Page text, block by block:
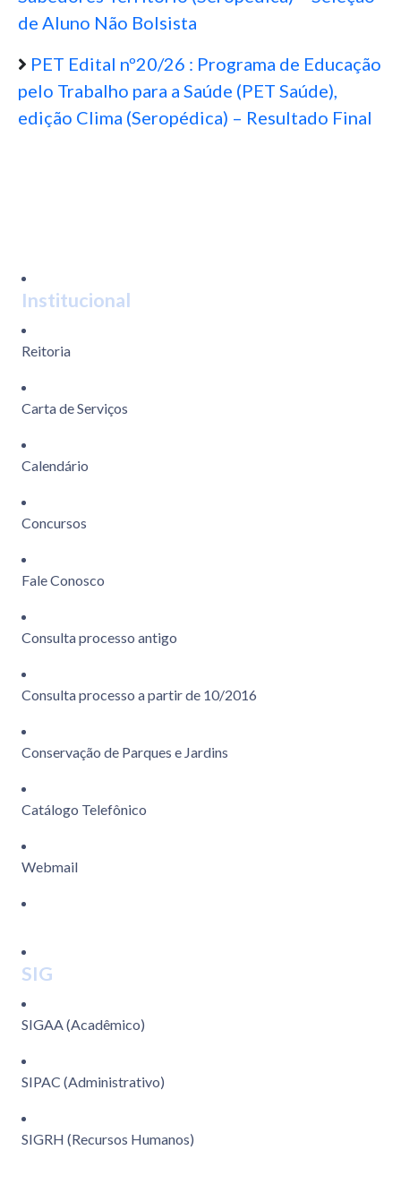
de Aluno Não Bolsista
PET Edital nº20/26 : Programa de Educação
pelo Trabalho para a Saúde (PET Saúde),
edição Clima (Seropédica) – Resultado Final
Institucional
Reitoria
Carta de Serviços
Calendário
Concursos
Fale Conosco
Consulta processo antigo
Consulta processo a partir de 10/2016
Conservação de Parques e Jardins
Catálogo Telefônico
Webmail
SIG
SIGAA (Acadêmico)
SIPAC (Administrativo)
SIGRH (Recursos Humanos)